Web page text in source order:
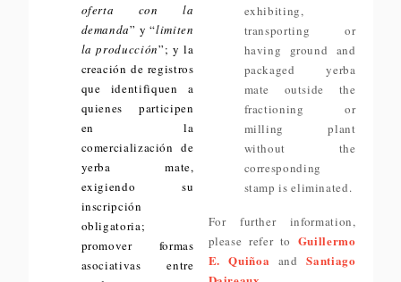
oferta con la
demanda” y “limiten
la producción”; y la
creación de registros
que identifiquen a
quienes participen
en la
comercialización de
yerba mate,
exigiendo su
inscripción
obligatoria;
promover formas
asociativas entre
exhibiting,
transporting or
having ground and
packaged yerba
mate outside the
fractioning or
milling plant
without the
corresponding
stamp is eliminated.
For further information,
please refer to Guillermo
E. Quiñoa andSantiago